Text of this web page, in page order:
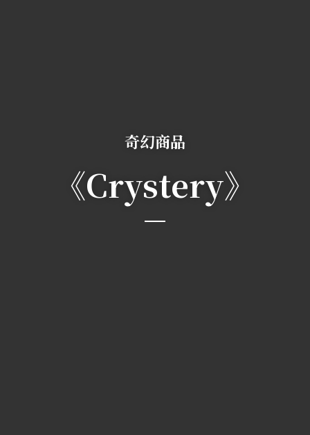
奇幻商品
《Crystery》